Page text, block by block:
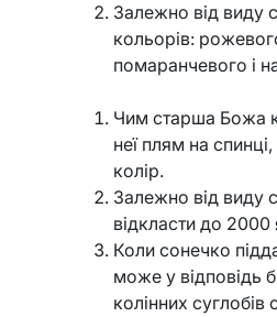
Залежно від виду
кольорів:
помаранчевого і
Чим старша Божа
неї плям на
колір.
Залежно від виду
відкласти до
Коли сонечко
може у відповідь
колінних суглобів